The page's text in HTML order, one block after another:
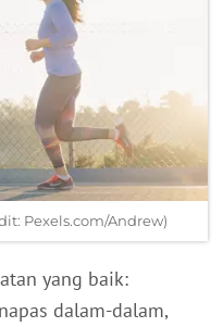
Pexels.com/Andrew)
yang baik:
dalam-dalam,